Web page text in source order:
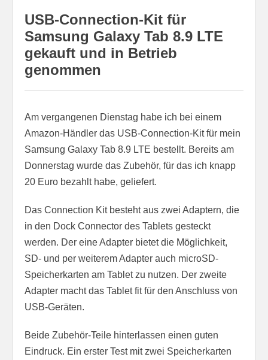
USB-Connection-Kit für
Samsung Galaxy Tab 8.9 LTE
gekauft und in Betrieb
genommen
Am vergangenen Dienstag habe ich bei einem
Amazon-Händler das USB-Connection-Kit für mein
Samsung Galaxy Tab 8.9 LTE bestellt. Bereits am
Donnerstag wurde das Zubehör, für das ich knapp
20 Euro bezahlt habe, geliefert.
Das Connection Kit besteht aus zwei Adaptern, die
in den Dock Connector des Tablets gesteckt
werden. Der eine Adapter bietet die Möglichkeit,
SD- und per weiterem Adapter auch microSD-
Speicherkarten am Tablet zu nutzen. Der zweite
Adapter macht das Tablet fit für den Anschluss von
USB-Geräten.
Beide Zubehör-Teile hinterlassen einen guten
Eindruck. Ein erster Test mit zwei Speicherkarten